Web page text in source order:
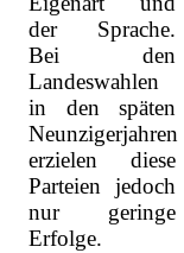
der Sprache.
Bei den
Landeswahlen
in den späten
Neunzigerjahren
erzielen diese
Parteien jedoch
nur geringe
Erfolge.